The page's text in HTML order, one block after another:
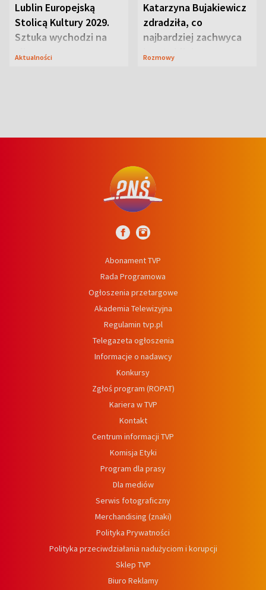
Lublin Europejską
Stolicą Kultury 2029.
Sztuka wychodzi na
ulice
Aktualności
Katarzyna Bujakiewicz
zdradziła, co
najbardziej zachwyca
ją w Lublinie
Rozmowy
Abonament TVP
Rada Programowa
Ogłoszenia przetargowe
Akademia Telewizyjna
Regulamin tvp.pl
Telegazeta ogłoszenia
Informacje o nadawcy
Konkursy
Zgłoś program (ROPAT)
Kariera w TVP
Kontakt
Centrum informacji TVP
Komisja Etyki
Program dla prasy
Dla mediów
Serwis fotograficzny
Merchandising (znaki)
Polityka Prywatności
Polityka przeciwdziałania nadużyciom i korupcji
Sklep TVP
Biuro Reklamy